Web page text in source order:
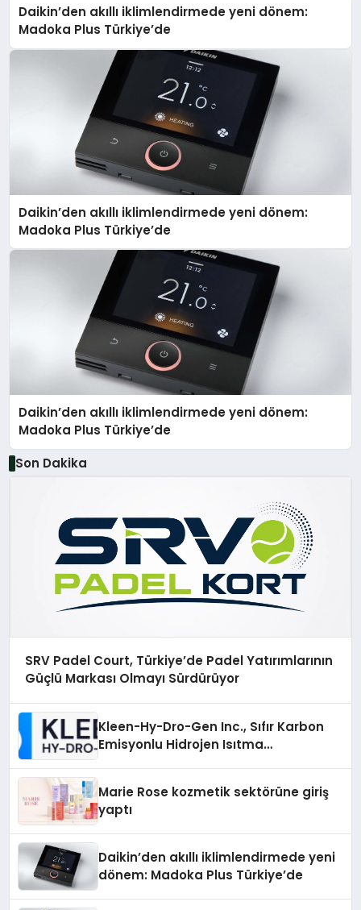
Daikin’den akıllı iklimlendirmede yeni dönem:
Madoka Plus Türkiye’de
Daikin’den akıllı iklimlendirmede yeni dönem:
Madoka Plus Türkiye’de
Daikin’den akıllı iklimlendirmede yeni dönem:
Madoka Plus Türkiye’de
Son Dakika
SRV Padel Court, Türkiye’de Padel Yatırımlarının
Güçlü Markası Olmayı Sürdürüyor
Kleen-Hy-Dro-Gen Inc., Sıfır Karbon
Emisyonlu Hidrojen Isıtma
Marie Rose kozmetik sektörüne giriş
yaptı
Daikin’den akıllı iklimlendirmede yeni
dönem: Madoka Plus Türkiye’de